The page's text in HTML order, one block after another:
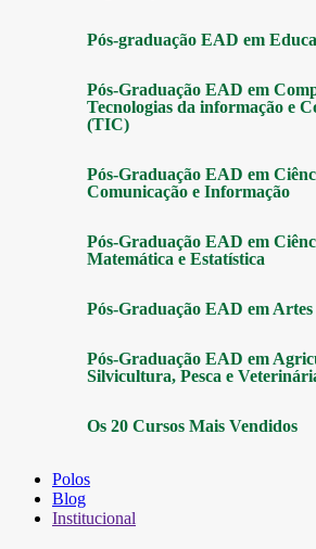
Pós-graduação EAD em
Pós-Graduação EAD em
Tecnologias da informação e
(TIC)
Pós-Graduação EAD em
Comunicação e Informação
Pós-Graduação EAD em
Matemática e Estatística
Pós-Graduação EAD em
Pós-Graduação EAD em
Silvicultura, Pesca e
Os 20 Cursos Mais Vendidos
Polos
Blog
Institucional